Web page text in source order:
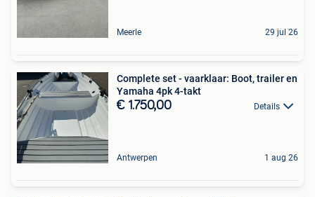
Meerle 29 jul 26
Complete set - vaarklaar: Boot, trailer en
Yamaha 4pk 4-takt
€ 1.750,00 Details
Antwerpen 1 aug 26